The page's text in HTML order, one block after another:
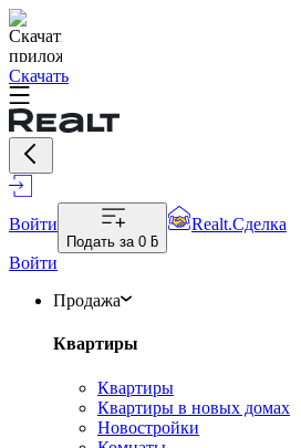
Скачать
Войти
Подать за 0 ƃ
Realt.Сделка
Войти
Продажа
Квартиры
Квартиры
Квартиры в новых домах
Новостройки